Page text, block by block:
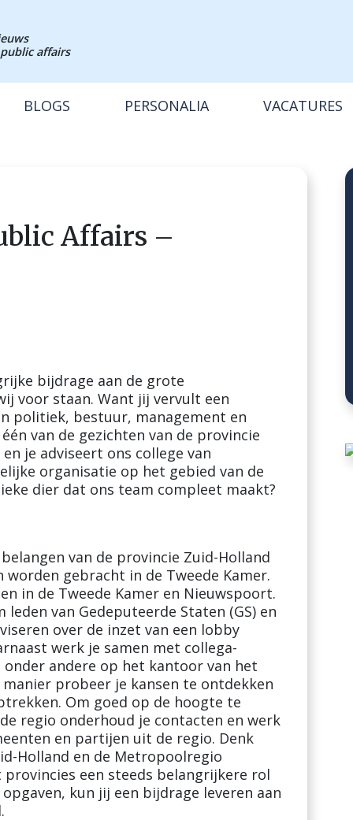
affairs
BLOGS PERSONALIA VACATURES
Affairs –
bijdrage aan de grote
voor staan. Want jij vervult een
politiek, bestuur, management en
van de gezichten van de provincie
je adviseert ons college van
organisatie op het gebied van de
dier dat ons team compleet maakt?
van de provincie Zuid-Holland
gebracht in de Tweede Kamer.
in de Tweede Kamer en Nieuwspoort.
van Gedeputeerde Staten (GS) en
over de inzet van een lobby
werk je samen met collega-
andere op het kantoor van het
probeer je kansen te ontdekken
Om goed op de hoogte te
regio onderhoud je contacten en werk
en partijen uit de regio. Denk
Holland en de Metropoolregio
een steeds belangrijkere rol
kun jij een bijdrage leveren aan